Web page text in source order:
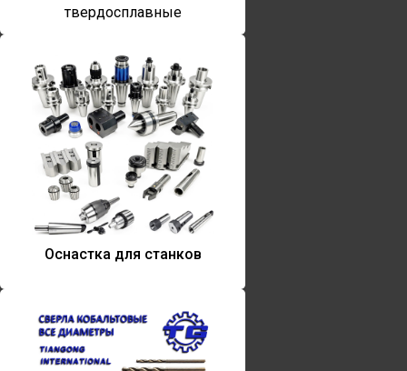
твердосплавные
Оснастка для станков